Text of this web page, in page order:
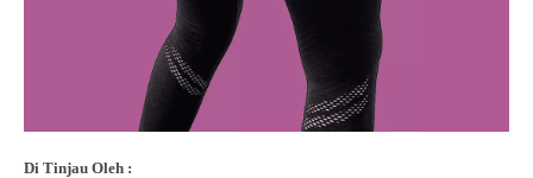
Di Tinjau Oleh :